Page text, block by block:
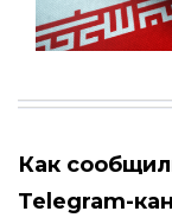
Как
Telegram-